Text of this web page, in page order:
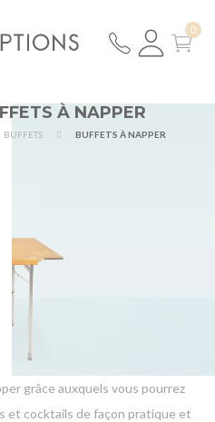
À NAPPER
BUFFETS BUFFETS À NAPPER
grâce auxquels vous pourrez
et cocktails de façon pratique et